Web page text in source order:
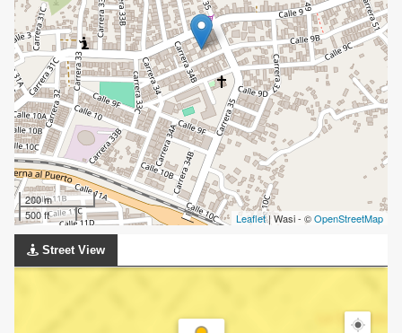
200 m
500 ft
Leaflet| Wasi - ©OpenStreetMap
Street View